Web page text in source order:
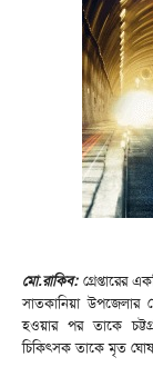
মো.রাকিব:গ্রেপ্তারের
সাতকানিয়া
হওয়ার পর তাকে
চিকিৎসক তাকে মৃত